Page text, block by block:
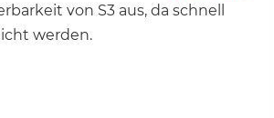
von S3 aus, da schnell
werden.